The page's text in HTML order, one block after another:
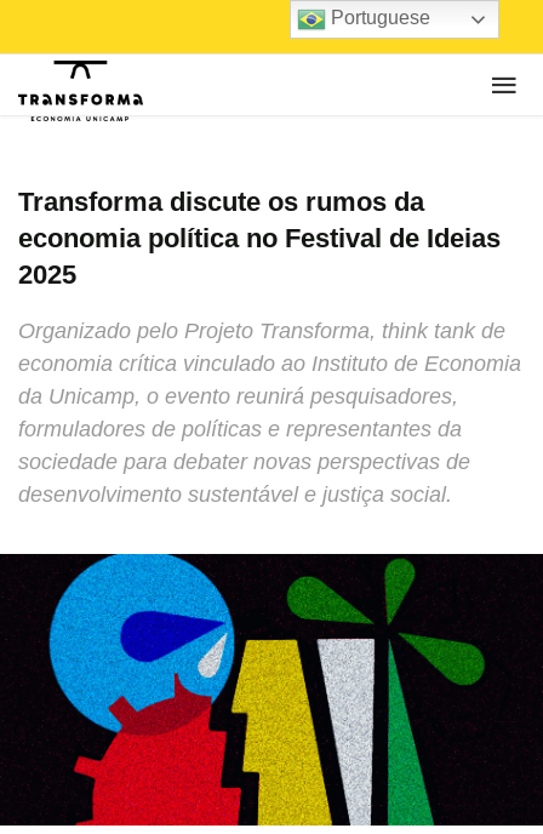
Transforma discute os rumos da
economia política no Festival de Ideias
2025
Organizado pelo Projeto Transforma, think tank de
economia crítica vinculado ao Instituto de Economia
da Unicamp, o evento reunirá pesquisadores,
formuladores de políticas e representantes da
sociedade para debater novas perspectivas de
desenvolvimento sustentável e justiça social.
Portuguese